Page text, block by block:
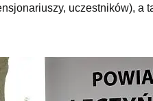
uczestników), a